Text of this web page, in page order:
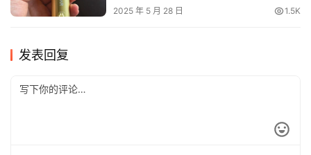
2025 年 5 月 28 日 1.5K
发表回复